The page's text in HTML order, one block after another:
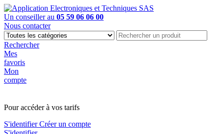
Un conseiller au 05 59 06 06 00
Nous contacter
Rechercher
Mes
favoris
Mon
compte
Pour accéder à vos tarifs
S'identifierCréer un compte